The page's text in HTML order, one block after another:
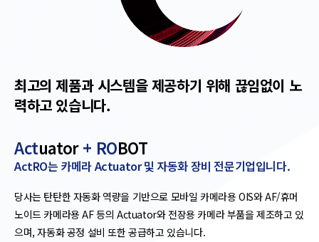
최고의 제품과 시스템을 제공하기 위해 끊임없이 노
력하고 있습니다.
Actuator+ ROBOT
ActRO는 카메라 Actuator 및 자동화 장비 전문기업입니다.​
당사는 탄탄한 자동화 역량을 기반으로 모바일 카메라용 OIS와 AF/휴머
노이드 카메라용 AF 등의 Actuator와 전장용 카메라 부품을 제조하고 있
으며, 자동화 공정 설비 또한 공급하고 있습니다.